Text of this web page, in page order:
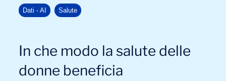
Dati - AI Salute
In che modo la salute delle
donne beneficia